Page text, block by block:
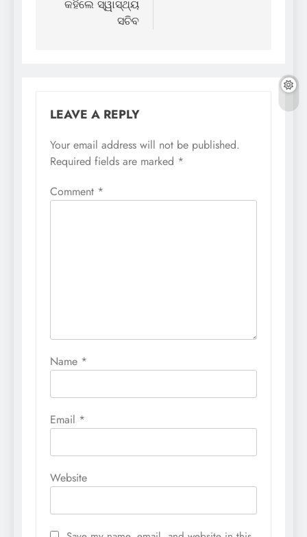
କହିଲେ ସ୍ୱାସ୍ଥ୍ୟ
ସଚିବ
LEAVE A REPLY
Your email address will not be published.
Required fields are marked *
Comment *
Name *
Email *
Website